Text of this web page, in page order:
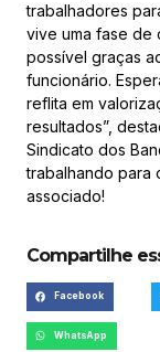
trabalhadores
vive uma fase de
possível graças
funcionário.
reflita em
resultados”,
Sindicato dos
trabalhando para
associado!
Compartilhe
Facebook
WhatsApp